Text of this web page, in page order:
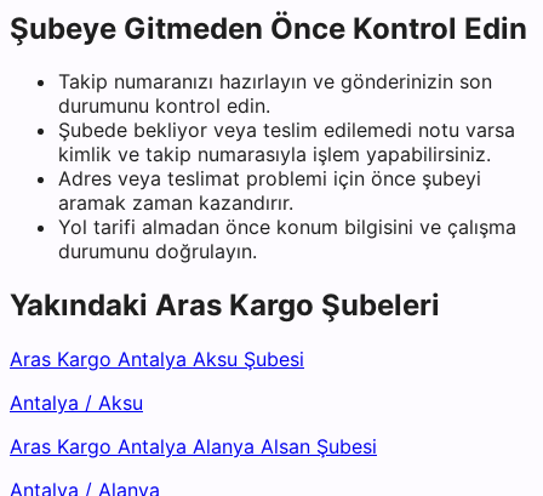
Şubeye Gitmeden Önce Kontrol Edin
Takip numaranızı hazırlayın ve gönderinizin son
durumunu kontrol edin.
Şubede bekliyor veya teslim edilemedi notu varsa
kimlik ve takip numarasıyla işlem yapabilirsiniz.
Adres veya teslimat problemi için önce şubeyi
aramak zaman kazandırır.
Yol tarifi almadan önce konum bilgisini ve çalışma
durumunu doğrulayın.
Yakındaki Aras Kargo Şubeleri
Aras Kargo Antalya Aksu Şubesi
Antalya / Aksu
Aras Kargo Antalya Alanya Alsan Şubesi
Antalya / Alanya